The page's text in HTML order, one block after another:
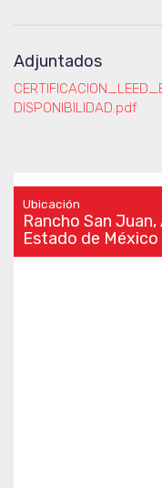
Adjuntados
DISPONIBILIDAD.pdf
Ubicación
Rancho San
Estado de México